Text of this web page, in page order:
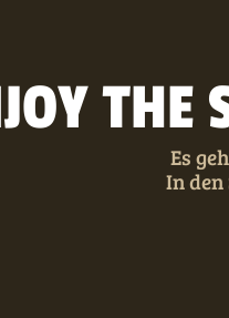
THE
Es
In